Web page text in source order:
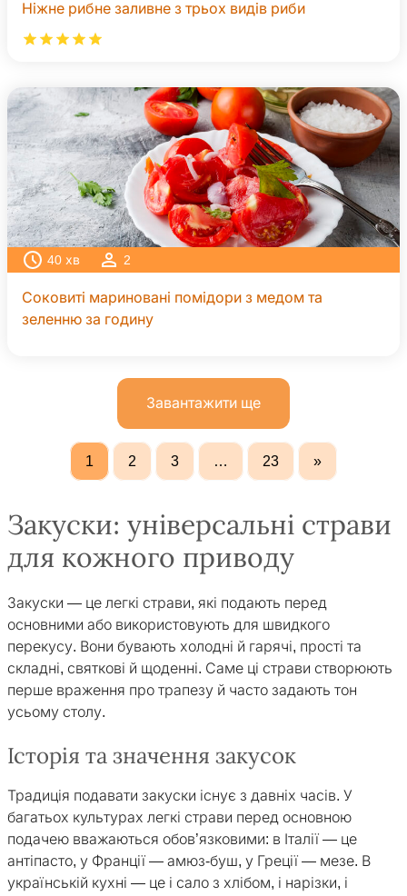
Ніжне рибне заливне з трьох видів риби
40 хв 2
Соковиті мариновані помідори з медом та
зеленню за годину
Завантажити ще
1 2 3 … 23 »
Закуски: універсальні страви
для кожного приводу
Закуски — це легкі страви, які подають перед
основними або використовують для швидкого
перекусу. Вони бувають холодні й гарячі, прості та
складні, святкові й щоденні. Саме ці страви створюють
перше враження про трапезу й часто задають тон
усьому столу.
Історія та значення закусок
Традиція подавати закуски існує з давніх часів. У
багатьох культурах легкі страви перед основною
подачею вважаються обов’язковими: в Італії — це
антіпасто, у Франції — амюз-буш, у Греції — мезе. В
українській кухні — це і сало з хлібом, і нарізки, і